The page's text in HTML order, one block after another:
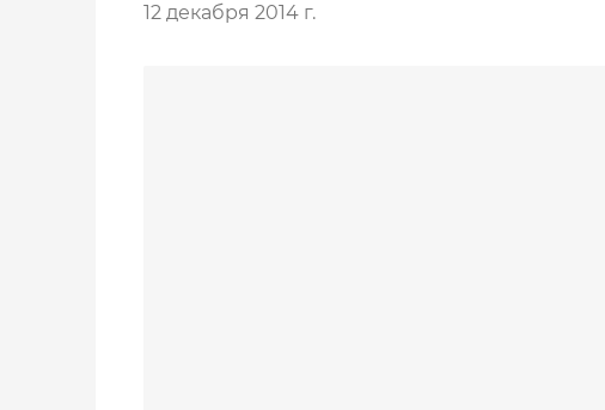
12 декабря 2014 г.